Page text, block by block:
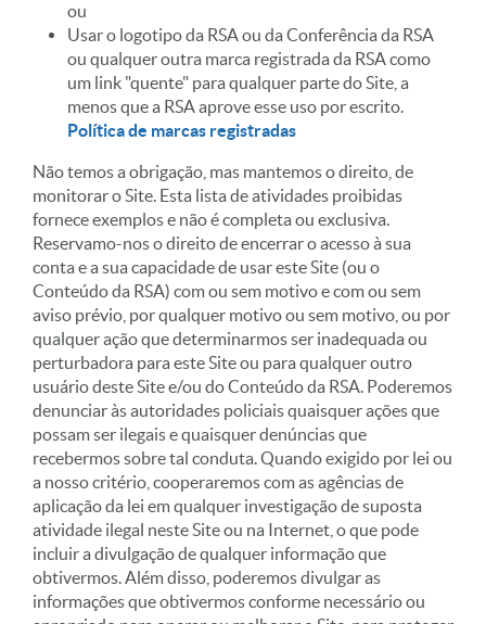
ou
Usar o logotipo da RSA ou da Conferência da RSA
ou qualquer outra marca registrada da RSA como
um link "quente" para qualquer parte do Site, a
menos que a RSA aprove esse uso por escrito.
Política de marcas registradas
Não temos a obrigação, mas mantemos o direito, de
monitorar o Site. Esta lista de atividades proibidas
fornece exemplos e não é completa ou exclusiva.
Reservamo-nos o direito de encerrar o acesso à sua
conta e a sua capacidade de usar este Site (ou o
Conteúdo da RSA) com ou sem motivo e com ou sem
aviso prévio, por qualquer motivo ou sem motivo, ou por
qualquer ação que determinarmos ser inadequada ou
perturbadora para este Site ou para qualquer outro
usuário deste Site e/ou do Conteúdo da RSA. Poderemos
denunciar às autoridades policiais quaisquer ações que
possam ser ilegais e quaisquer denúncias que
recebermos sobre tal conduta. Quando exigido por lei ou
a nosso critério, cooperaremos com as agências de
aplicação da lei em qualquer investigação de suposta
atividade ilegal neste Site ou na Internet, o que pode
incluir a divulgação de qualquer informação que
obtivermos. Além disso, poderemos divulgar as
informações que obtivermos conforme necessário ou